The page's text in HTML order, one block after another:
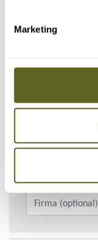
Marketing